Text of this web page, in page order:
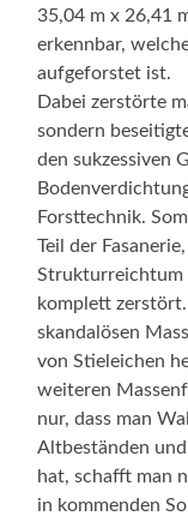
35,04 m x 26,41
erkennbar,
aufgeforstet ist.
Dabei zerstörte
sondern
den sukzessiven
Forsttechnik.
Teil der
Strukturreichtum
komplett zerstört.
skandalösen
von Stieleichen
weiteren
nur, dass man
Altbeständen
hat, schafft man
in kommenden